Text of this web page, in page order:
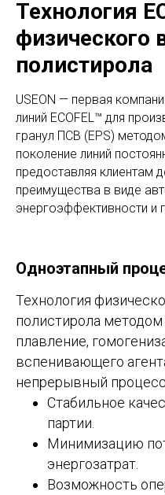
Технология
физического
полистирола
USEON — первая
линий ECOFEL™ для
гранул ПСВ (EPS)
поколение линий
предоставляя клиентам
преимущества в виде
энергоэффективности и
Одноэтапный
Технология
полистирола
плавление,
вспенивающего
непрерывный
Стабильное
партии.
Минимизацию
энергозатрат.
Возможность